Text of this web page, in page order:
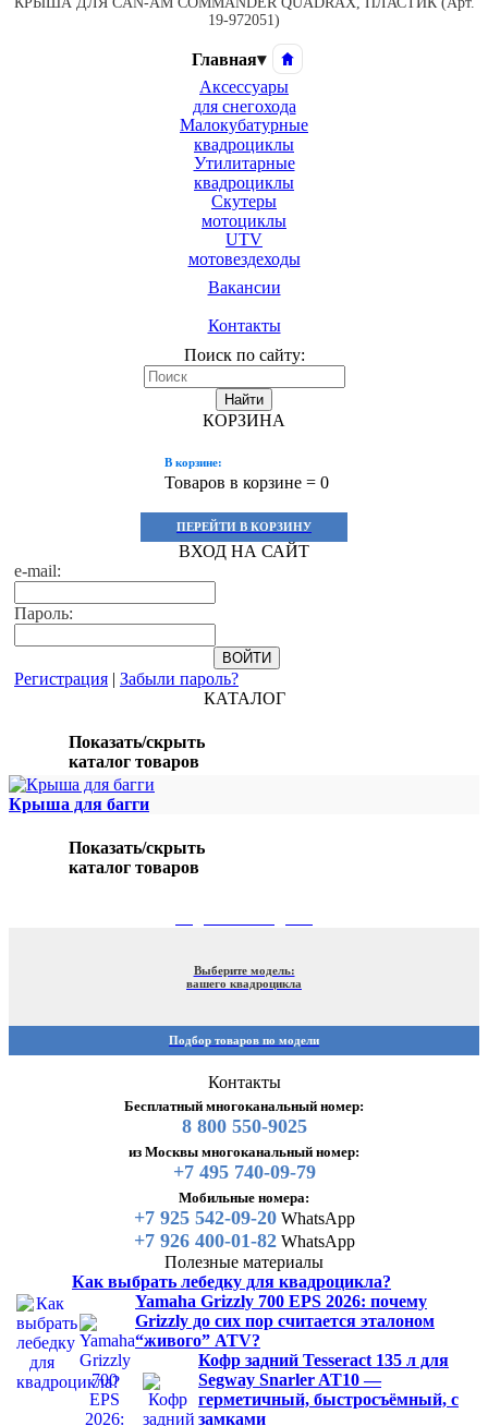
19-972051)
Главная▾
Аксессуары
для снегохода
Малокубатурные
квадроциклы
Утилитарные
квадроциклы
Скутеры
мотоциклы
UTV
мотовездеходы
Вакансии
Контакты
Поиск по сайту:
Найти
КОРЗИНА
В корзине:
Товаров в корзине = 0
ПЕРЕЙТИ В КОРЗИНУ
ВХОД НА САЙТ
e-mail:
Пароль:
Регистрация | Забыли пароль?
КАТАЛОГ
Показать/скрыть
каталог товаров
Крыша для багги
Показать/скрыть
каталог товаров
Выберите модель:
вашего квадроцикла
Подбор товаров по модели
Контакты
Бесплатный многоканальный номер:
8 800 550-9025
из Москвы многоканальный номер:
+7 495 740-09-79
Мобильные номера:
+7 925 542-09-20WhatsApp
+7 926 400-01-82WhatsApp
Полезные материалы
Как выбрать лебедку для квадроцикла?
Yamaha Grizzly 700 EPS 2026: почему
Grizzly до сих пор считается эталоном
“живого” ATV?
Кофр задний Tesseract 135 л для
Segway Snarler AT10 —
герметичный, быстросъёмный, с
замками